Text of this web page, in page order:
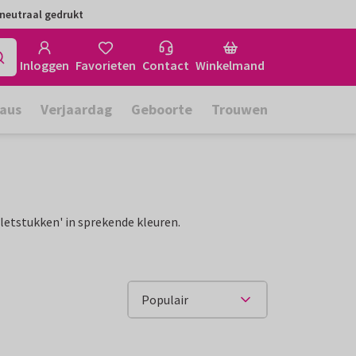
gedrukt
Inloggen Favorieten Contact Winkelmand
Verjaardag Geboorte Trouwen
in sprekende kleuren.